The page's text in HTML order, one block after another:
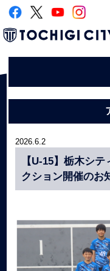
2026.6.2
【U-15】栃木シ
クション開催のお